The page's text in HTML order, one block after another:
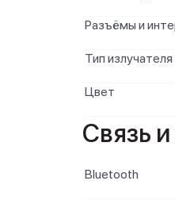
Разъёмы и
Тип излучателя
Цвет
Связь
Bluetooth